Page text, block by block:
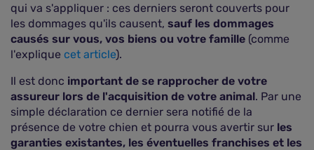
qui va s'appliquer : ces derniers seront couverts pour
les dommages qu'ils causent, sauf les dommages
causés sur vous, vos biens ou votre famille (comme
l'explique cet article).
Il est donc important de se rapprocher de votre
assureur lors de l'acquisition de votre animal. Par une
simple déclaration ce dernier sera notifié de la
présence de votre chien et pourra vous avertir sur les
garanties existantes, les éventuelles franchises et les